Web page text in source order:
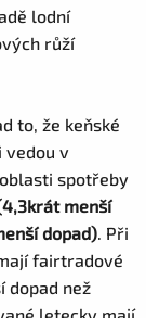
lodní
růží
to, že keňské
vedou v
spotřeby
menší
dopad). Při
fairtradové
dopad než